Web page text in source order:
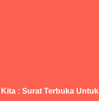
: Surat Terbuka Untuk